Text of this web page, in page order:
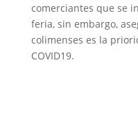
comerciantes que se
feria, sin embargo,
colimenses es la
COVID19.